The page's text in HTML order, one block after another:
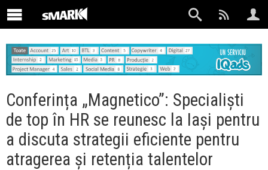
Conferința „Magnetico”: Specialiști
de top în HR se reunesc la Iași pentru
a discuta strategii eficiente pentru
atragerea și retenția talentelor